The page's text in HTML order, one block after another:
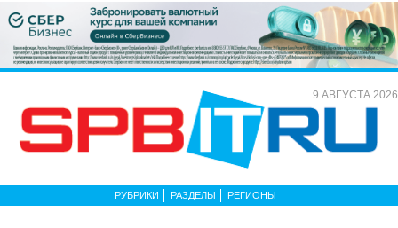
9 АВГУСТА 2026
РУБРИКИ РАЗДЕЛЫ РЕГИОНЫ